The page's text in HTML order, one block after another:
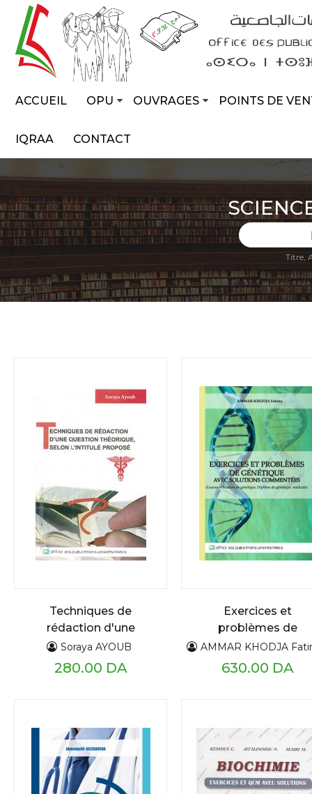
ACCUEIL OPU OUVRAGES POINTS DE
IQRAA CONTACT
Titre,
Techniques de
rédaction d'une
question
théorique,selon
Soraya AYOUB
280.00 DA
Exercices et
problèmes de
génétique
AMMAR KHODJA
630.00 DA